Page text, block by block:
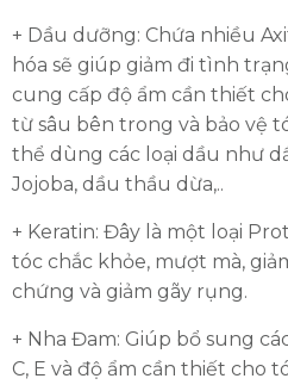
+ Dầu dưỡng: Chứa nhiều
hóa sẽ giúp giảm đi tình
cung cấp độ ẩm cần thiết
từ sâu bên trong và bảo vệ
thể dùng các loại dầu như
Jojoba, dầu thầu dừa,..
+ Keratin: Đây là một loại
tóc chắc khỏe, mượt mà,
chứng và giảm gãy rụng.
+ Nha Đam: Giúp bổ sung
C, E và độ ẩm cần thiết cho